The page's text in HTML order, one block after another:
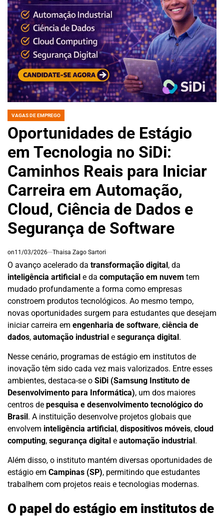
POSTED
VAGAS DE EMPREGO
Oportunidades de Estágio
em Tecnologia no SiDi:
Caminhos Reais para Iniciar
Carreira em Automação,
Cloud, Ciência de Dados e
Segurança de Software
on11/03/2026 Thaisa Zago Sartori
O avanço acelerado da transformação digital, da
inteligência artificial e da computação em nuvem tem
mudado profundamente a forma como empresas
constroem produtos tecnológicos. Ao mesmo tempo,
novas oportunidades surgem para estudantes que desejam
iniciar carreira em engenharia de software, ciência de
dados, automação industrial e segurança digital.
Nesse cenário, programas de estágio em institutos de
inovação têm sido cada vez mais valorizados. Entre esses
ambientes, destaca-se o SiDi (Samsung Instituto de
Desenvolvimento para Informática), um dos maiores
centros de pesquisa e desenvolvimento tecnológico do
Brasil. A instituição desenvolve projetos globais que
envolvem inteligência artificial, dispositivos móveis, cloud
computing, segurança digital e automação industrial.
Além disso, o instituto mantém diversas oportunidades de
estágio em Campinas (SP), permitindo que estudantes
trabalhem com projetos reais e tecnologias modernas.
O papel do estágio em institutos de